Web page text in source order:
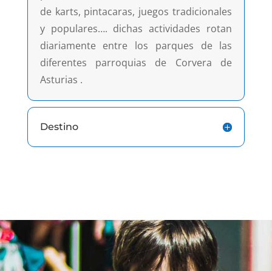
de karts, pintacaras, juegos tradicionales
y populares…. dichas actividades rotan
diariamente entre los parques de las
diferentes parroquias de Corvera de
Asturias .
Destino